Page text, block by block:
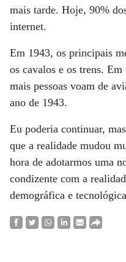
mais tarde. Hoje, 90%
internet.
Em 1943, os principais
os cavalos e os trens.
mais pessoas voam de
ano de 1943.
Eu poderia continuar,
que a realidade mudou
hora de adotarmos uma
condizente com a
demográfica e